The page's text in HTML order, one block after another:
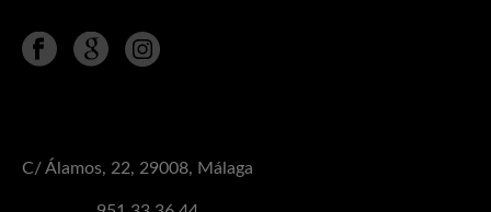
C/ Álamos, 22, 29008, Málaga